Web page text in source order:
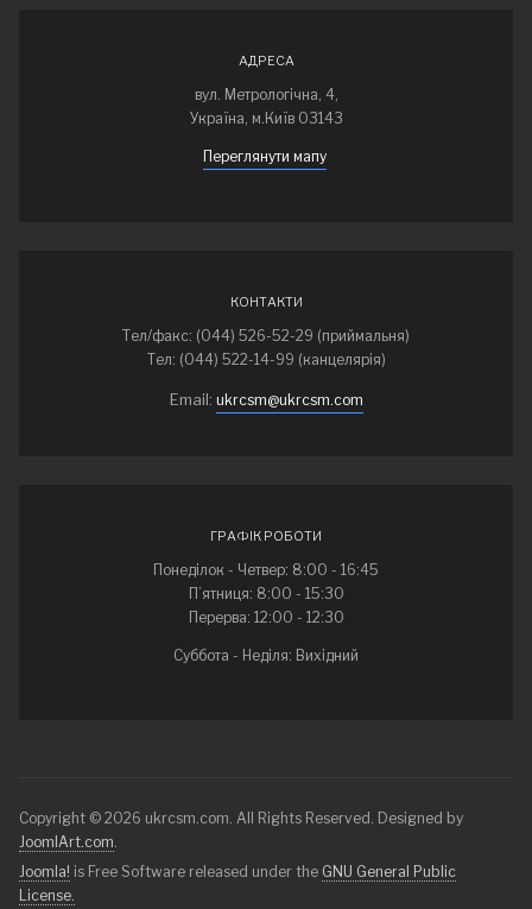
АДРЕСА
вул. Метрологічна, 4,
Україна, м.Київ 03143
Переглянути мапу
КОНТАКТИ
Тел/факс: (044) 526-52-29 (приймальня)
Тел: (044) 522-14-99 (канцелярія)
Email: ukrcsm@ukrcsm.com
ГРАФІК РОБОТИ
Понеділок - Четвер: 8:00 - 16:45
П’ятниця: 8:00 - 15:30
Перерва: 12:00 - 12:30
Суббота - Неділя: Вихідний
Copyright © 2026 ukrcsm.com. All Rights Reserved. Designed by
JoomlArt.com
Joomla! is Free Software released under the GNU General Public
License.